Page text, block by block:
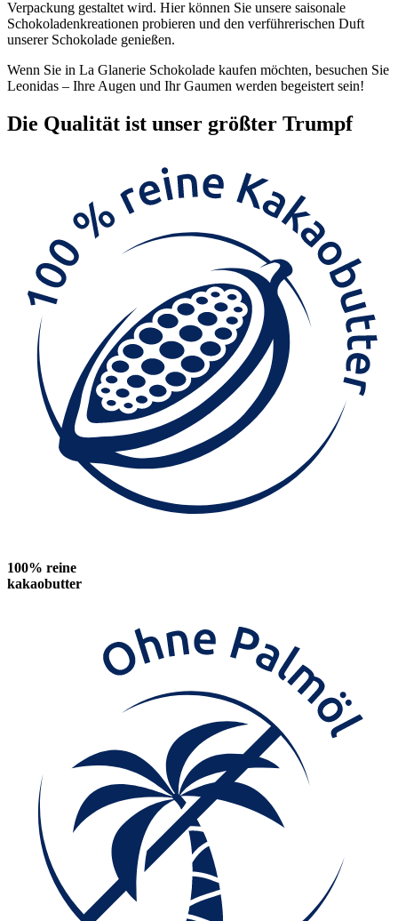
Verpackung gestaltet wird. Hier können Sie unsere saisonale
Schokoladenkreationen probieren und den verführerischen Duft
unserer Schokolade genießen.
Wenn Sie in La Glanerie Schokolade kaufen möchten, besuchen Sie
Leonidas – Ihre Augen und Ihr Gaumen werden begeistert sein!
Die Qualität ist unser größter Trumpf
100% reine
kakaobutter